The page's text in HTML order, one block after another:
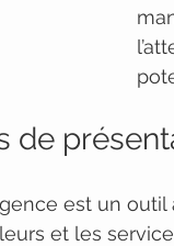
de
est un
et les